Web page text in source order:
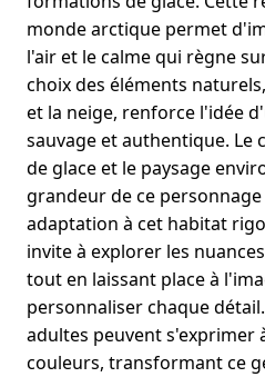
monde arctique permet
l'air et le calme qui règne
choix des éléments
et la neige, renforce l'idée
sauvage et authentique. Le
de glace et le paysage
grandeur de ce
adaptation à cet habitat
invite à explorer les
tout en laissant place à
personnaliser chaque
adultes peuvent s'exprimer
couleurs, transformant ce